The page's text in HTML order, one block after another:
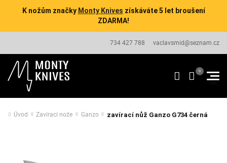
K nožům značky Monty Knives získáváte 5 let broušení
ZDARMA!
734 427 788 vaclavsmid@seznam.cz
Úvod Zavírací nože Ganzo zavírací nůž Ganzo G734 černá